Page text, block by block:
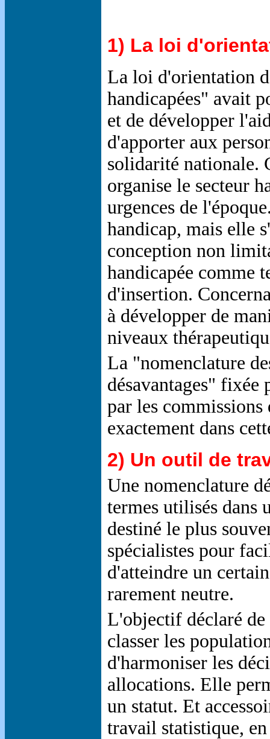
1) La loi
La loi d'orientation
handicapées" avait
et de développer
d'apporter aux
solidarité nationale.
organise le secteur
urgences de
handicap, mais elle
conception non
handicapée comme
d'insertion.
à développer de
niveaux
La "nomenclature
désavantages"
par les commissions
exactement dans
2) Un outil de
Une nomenclature
termes utilisés dans
destiné le plus
spécialistes pour
d'atteindre un
rarement neutre.
L'objectif déclaré de
classer les
d'harmoniser les
allocations. Elle
un statut. Et
travail statistique,